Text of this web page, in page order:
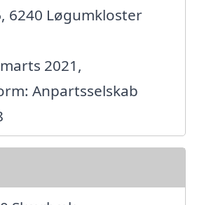
6240 Løgumkloster
2021,
Anpartsselskab